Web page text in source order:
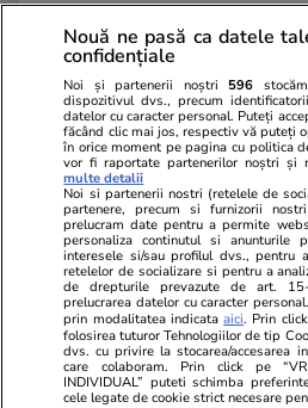
Horoscop
Horoscop 1 august 2026.
este bine să evite gândurile
care le provoacă o stare de
agitație și nu se dau duse,
dacă încearcă
Nouă ne pasă ca datele
confidențiale
Noi și partenerii noștri 596
dispozitivul dvs., precum
datelor cu caracter personal. Puteți
făcând clic mai jos, respectiv vă puteți
în orice moment pe pagina cu politica
vor fi raportate partenerilor noștri și
multe detalii
Noi si partenerii nostri (retelele de
partenere, precum si furnizorii
prelucram date pentru a permite
personaliza continutul si anunturile
interesele si/sau profilul dvs., pentru
retelelor de socializare si pentru a
de drepturile prevazute de art.
prelucrarea datelor cu caracter
prin modalitatea indicataaici. Prin
folosirea tuturor Tehnologiilor de tip
dvs. cu privire la stocarea/accesarea
care colaboram. Prin click pe
INDIVIDUAL” puteti schimba
cele legate de cookie strict necesare